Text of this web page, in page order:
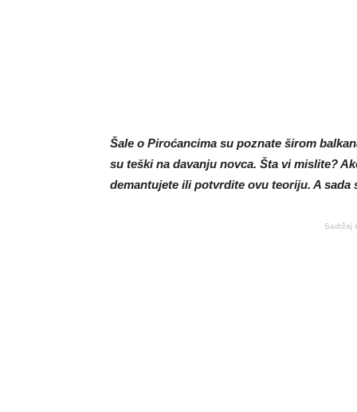
Šale o Piroćancima su poznate širom
su teški na davanju novca. Šta vi mislite?
demantujete ili potvrdite ovu teoriju. A
Sadržaj